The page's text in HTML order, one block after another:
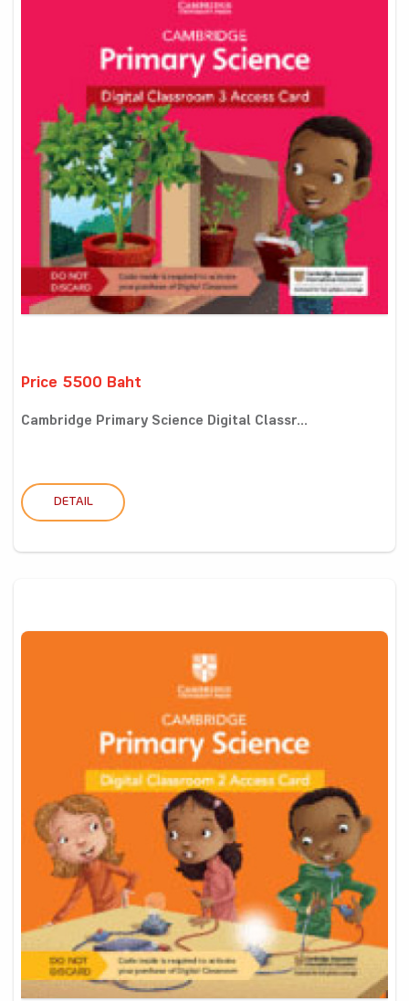
Price 5500 Baht
Cambridge Primary Science Digital Classr...
DETAIL